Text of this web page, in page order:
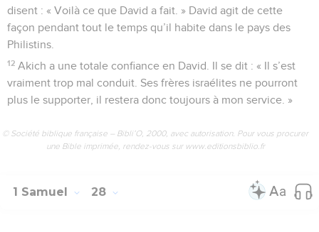
disent : « Voilà ce que David a fait. » David agit de cette
façon pendant tout le temps qu’il habite dans le pays des
Philistins.
12 Akich a une totale confiance en David. Il se dit : « Il s’est
vraiment trop mal conduit. Ses frères israélites ne pourront
plus le supporter, il restera donc toujours à mon service. »
© Société biblique française – Bibli’O, 2000, avec autorisation. Pour vous procurer
une Bible imprimée, rendez-vous sur www.editionsbiblio.fr
1 Samuel 28